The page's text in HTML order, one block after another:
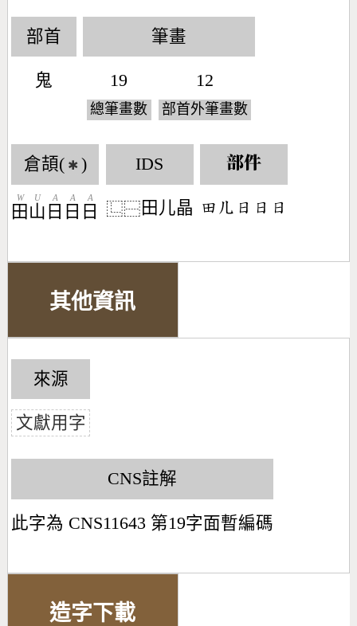
部首
鬼
筆畫
19
總筆畫數
12
部首外筆畫數
倉頡( ✱ )
田
W
山
U
日
A
日
A
日
A
IDS
⿺⿱田儿晶
部件
󶄬󶀶󶃐󶃐󶃐
其他資訊
來源
文獻用字
CNS註解
此字為 CNS11643 第19字面暫編碼
造字下載